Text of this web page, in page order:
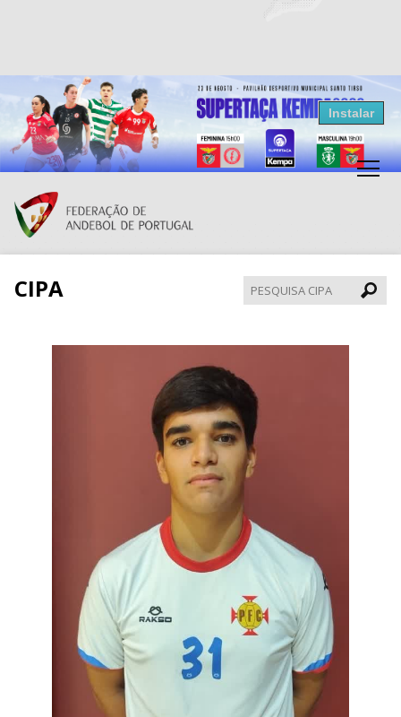
Resultados Andebol
Federação de Andebol de Portugal
Grátis - Disponivel na Play Store
Instalar
CIPA
CIPA